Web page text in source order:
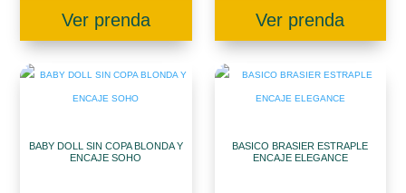
Ver prenda Ver prenda
BABY DOLL SIN COPA BLONDA Y
ENCAJE SOHO
BASICO BRASIER ESTRAPLE
ENCAJE ELEGANCE